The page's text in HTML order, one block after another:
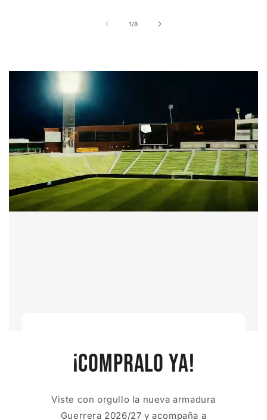
1/de
8
¡COMPRALO YA!
Viste con orgullo la nueva armadura
Guerrera 2026/27 y acompaña a